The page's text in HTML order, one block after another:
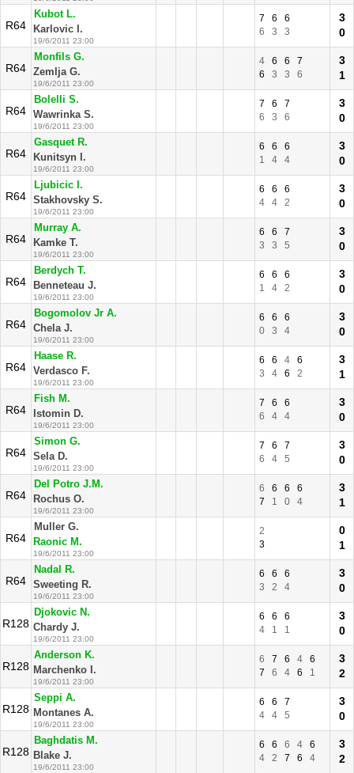
R64
Kubot L.
Karlovic I.
19/6/2011 23:00
7 6
6
6
3 3
3
0
R64
Monfils G.
Zemlja G.
19/6/2011 23:00
4 6 6
7
6
3 3 6
3
1
R64
Bolelli S.
Wawrinka S.
19/6/2011 23:00
7 6
7
6
3 6
3
0
R64
Gasquet R.
Kunitsyn I.
19/6/2011 23:00
6 6
6
1
4 4
3
0
R64
Ljubicic I.
Stakhovsky S.
19/6/2011 23:00
6 6
6
4
4 2
3
0
R64
Murray A.
Kamke T.
19/6/2011 23:00
6 6
7
3
3 5
3
0
R64
Berdych T.
Benneteau J.
19/6/2011 23:00
6 6
6
1
4 2
3
0
R64
Bogomolov Jr A.
Chela J.
19/6/2011 23:00
6 6
6
0
3 4
3
0
R64
Haase R.
Verdasco F.
19/6/2011 23:00
6 6 4
6
3
4 6 2
3
1
R64
Fish M.
Istomin D.
19/6/2011 23:00
7 6
6
6
4 4
3
0
R64
Simon G.
Sela D.
19/6/2011 23:00
7 6
7
6
4 5
3
0
R64
Del Potro J.M.
Rochus O.
19/6/2011 23:00
6 6 6
6
7
1 0 4
3
1
R64
Muller G.
Raonic M.
19/6/2011 23:00
2
3
0
1
R64
Nadal R.
Sweeting R.
19/6/2011 23:00
6 6
6
3
2 4
3
0
R128
Djokovic N.
Chardy J.
19/6/2011 23:00
6 6
6
4
1 1
3
0
R128
Anderson K.
Marchenko I.
19/6/2011 23:00
6 7 6 4
6
7
6 4 6 1
3
2
R128
Seppi A.
Montanes A.
19/6/2011 23:00
6 6
7
4
4 5
3
0
R128
Baghdatis M.
Blake J.
19/6/2011 23:00
6 6 6 4
6
4
2 7 6 4
3
2